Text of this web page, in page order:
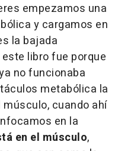
empezamos una
y cargamos en
la bajada
libro fue porque
no funcionaba
metabólica la
cuando ahí
en la
en el músculo,